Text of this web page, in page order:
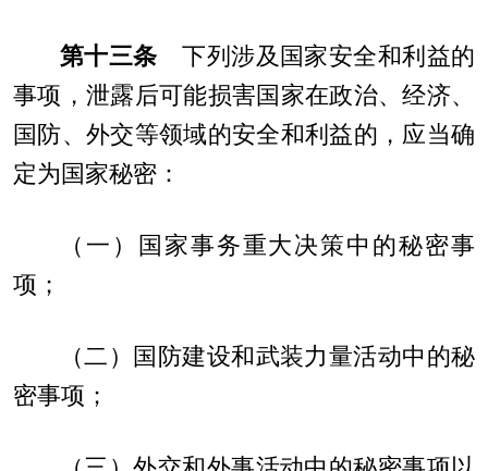
第十三条 下列涉及国家安全和利益的
事项，泄露后可能损害国家在政治、经济、
国防、外交等领域的安全和利益的，应当确
定为国家秘密：
（一）国家事务重大决策中的秘密事
项；
（二）国防建设和武装力量活动中的秘
密事项；